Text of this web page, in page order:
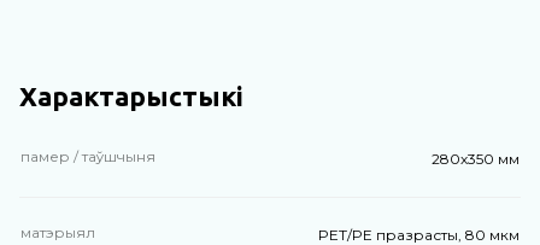
Характарыстыкі
памер / таўшчыня 280х350 мм
матэрыял PET/PE празрасты, 80 мкм